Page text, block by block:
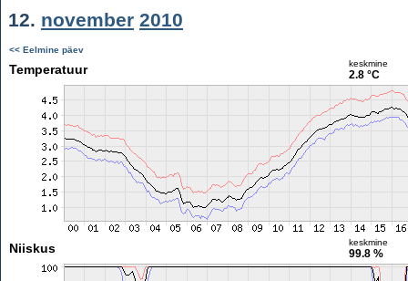
12. november 2010
<< Eelmine päev
Temperatuur keskmine
2.8 °C
Niiskus keskmine
99.8 %